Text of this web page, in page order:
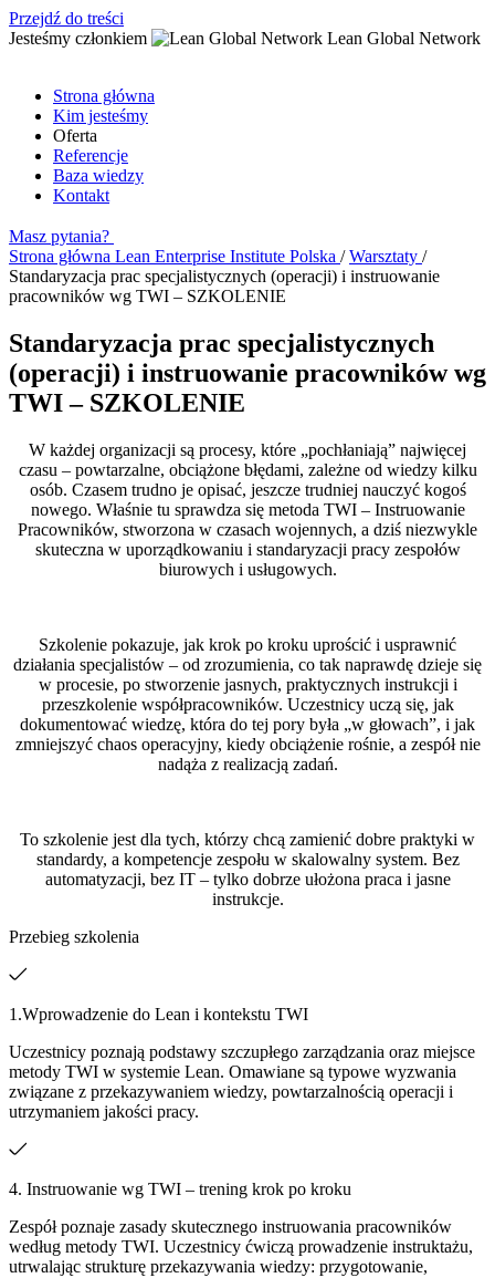
Przejdź do treści
Jesteśmy członkiem
Lean Global Network
Strona główna
Kim jesteśmy
Oferta
Referencje
Baza wiedzy
Kontakt
Masz pytania?
Strona główna Lean Enterprise Institute Polska /Warsztaty /
Standaryzacja prac specjalistycznych (operacji) i instruowanie
pracowników wg TWI – SZKOLENIE
Standaryzacja prac specjalistycznych
(operacji) i instruowanie pracowników wg
TWI – SZKOLENIE
W każdej organizacji są procesy, które „pochłaniają” najwięcej
czasu – powtarzalne, obciążone błędami, zależne od wiedzy kilku
osób. Czasem trudno je opisać, jeszcze trudniej nauczyć kogoś
nowego. Właśnie tu sprawdza się metoda TWI – Instruowanie
Pracowników, stworzona w czasach wojennych, a dziś niezwykle
skuteczna w uporządkowaniu i standaryzacji pracy zespołów
biurowych i usługowych.
Szkolenie pokazuje, jak krok po kroku uprościć i usprawnić
działania specjalistów – od zrozumienia, co tak naprawdę dzieje się
w procesie, po stworzenie jasnych, praktycznych instrukcji i
przeszkolenie współpracowników. Uczestnicy uczą się, jak
dokumentować wiedzę, która do tej pory była „w głowach”, i jak
zmniejszyć chaos operacyjny, kiedy obciążenie rośnie, a zespół nie
nadąża z realizacją zadań.
To szkolenie jest dla tych, którzy chcą zamienić dobre praktyki w
standardy, a kompetencje zespołu w skalowalny system. Bez
automatyzacji, bez IT – tylko dobrze ułożona praca i jasne
instrukcje.
Przebieg szkolenia
1.Wprowadzenie do Lean i kontekstu TWI
Uczestnicy poznają podstawy szczupłego zarządzania oraz miejsce
metody TWI w systemie Lean. Omawiane są typowe wyzwania
związane z przekazywaniem wiedzy, powtarzalnością operacji i
utrzymaniem jakości pracy.
4. Instruowanie wg TWI – trening krok po kroku
Zespół poznaje zasady skutecznego instruowania pracowników
według metody TWI. Uczestnicy ćwiczą prowadzenie instruktażu,
utrwalając strukturę przekazywania wiedzy: przygotowanie,